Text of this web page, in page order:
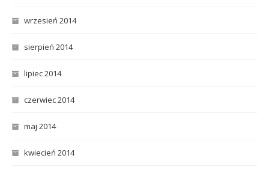
wrzesień 2014
sierpień 2014
lipiec 2014
czerwiec 2014
maj 2014
kwiecień 2014